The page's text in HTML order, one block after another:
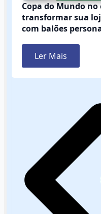
Copa do Mundo
transformar sua
com balões
Ler Mais